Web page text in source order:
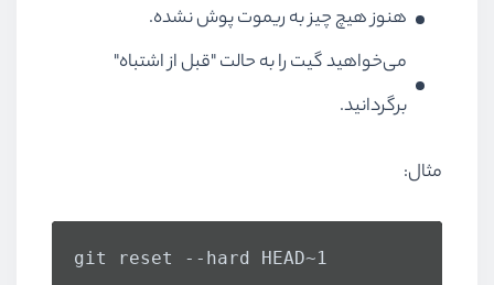
هنوز هیچ چیز به ریموت پوش نشده.
می‌خواهید گیت را به حالت "قبل از اشتباه"
برگردانید.
مثال:
git reset --hard HEAD~1